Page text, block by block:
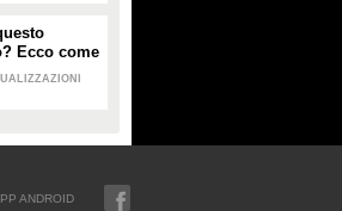
Ecco come
scarpe in
ANDROID